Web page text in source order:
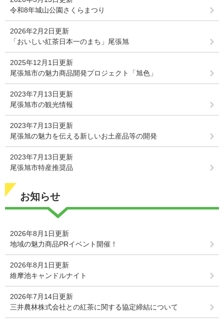
令和8年城山公園さくらまつり
2026年2月2日更新
「おいしい紅茶日本一のまち」尾張旭
2025年12月1日更新
尾張旭市の魅力商品開発プロジェクト「旭色」
2023年7月13日更新
尾張旭市の観光情報
2023年7月13日更新
尾張旭の魅力を伝える新しいお土産品等の開発
2023年7月13日更新
尾張旭市特産推奨品
お知らせ
2026年8月1日更新
地域の魅力商品PRイベント開催！
2026年8月1日更新
維摩池キャンドルナイト
2026年7月14日更新
三井農林株式会社との紅茶に関する協定締結について